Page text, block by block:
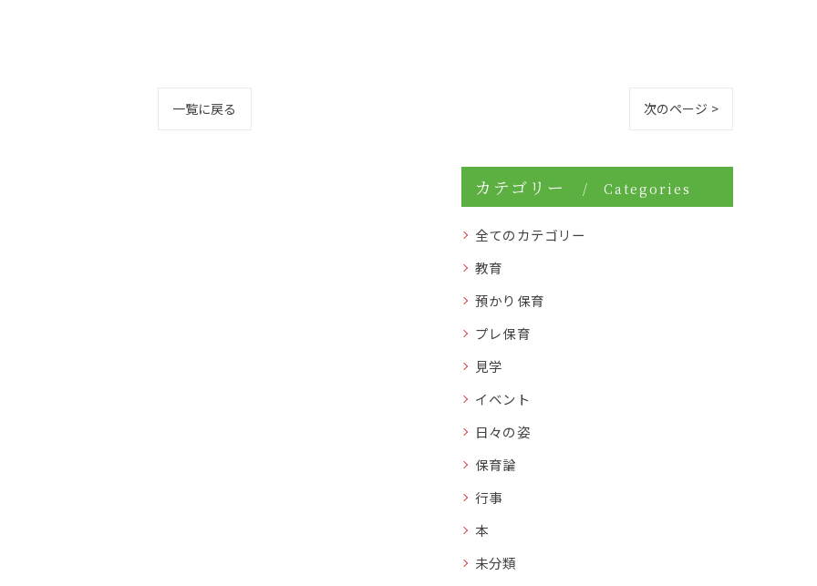
一覧に戻る 次のページ >
カテゴリー Categories
全てのカテゴリー
教育
預かり保育
プレ保育
見学
イベント
日々の姿
保育論
行事
本
未分類